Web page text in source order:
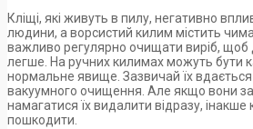
Кліщі, які живуть в пилу, негативно
людини, а ворсистий килим містить
важливо регулярно очищати виріб, щоб
легше. На ручних килимах можуть бути
нормальне явище. Зазвичай їх вдається
вакуумного очищення. Але якщо вони
намагатися їх видалити відразу,
пошкодити.